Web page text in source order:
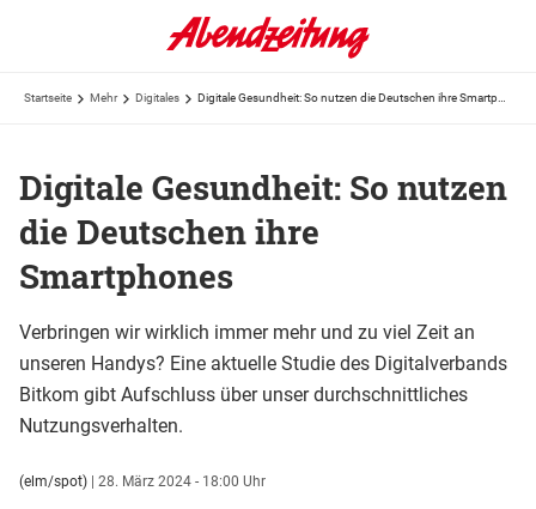
Startseite Mehr Digitales
Digitale Gesundheit: So nutzen
die Deutschen ihre
Smartphones
Verbringen wir wirklich immer mehr und zu viel Zeit an
unseren Handys? Eine aktuelle Studie des Digitalverbands
Bitkom gibt Aufschluss über unser durchschnittliches
Nutzungsverhalten.
(elm/spot) | 28. März 2024 - 18:00 Uhr